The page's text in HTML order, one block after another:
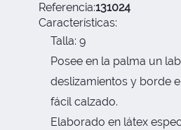
Referencia:131024
Características:
Talla: 9
Posee en la palma un
deslizamientos y borde
fácil calzado.
Elaborado en látex